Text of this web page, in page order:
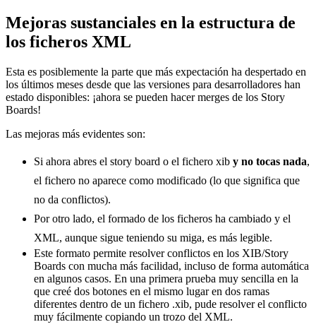
Mejoras sustanciales en la estructura de
los ficheros XML
Esta es posiblemente la parte que más expectación ha despertado en
los últimos meses desde que las versiones para desarrolladores han
estado disponibles: ¡ahora se pueden hacer merges de los Story
Boards!
Las mejoras más evidentes son:
Si ahora abres el story board o el fichero xib y no tocas nada,
el fichero no aparece como modificado (lo que significa que
no da conflictos).
Por otro lado, el formado de los ficheros ha cambiado y el
XML, aunque sigue teniendo su miga, es más legible.
Este formato permite resolver conflictos en los XIB/Story
Boards con mucha más facilidad, incluso de forma automática
en algunos casos. En una primera prueba muy sencilla en la
que creé dos botones en el mismo lugar en dos ramas
diferentes dentro de un fichero .xib, pude resolver el conflicto
muy fácilmente copiando un trozo del XML.